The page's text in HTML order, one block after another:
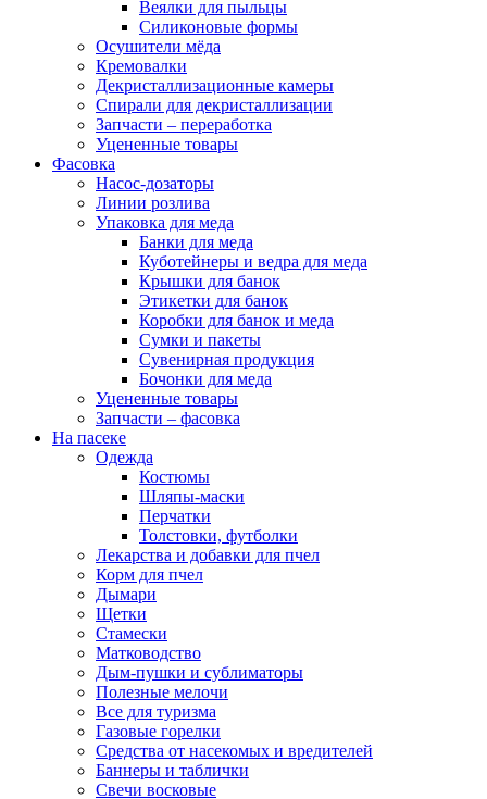
Веялки для пыльцы
Силиконовые формы
Осушители мёда
Кремовалки
Декристаллизационные камеры
Спирали для декристаллизации
Запчасти – переработка
Уцененные товары
Фасовка
Насос-дозаторы
Линии розлива
Упаковка для меда
Банки для меда
Куботейнеры и ведра для меда
Крышки для банок
Этикетки для банок
Коробки для банок и меда
Сумки и пакеты
Сувенирная продукция
Бочонки для меда
Уцененные товары
Запчасти – фасовка
На пасеке
Одежда
Костюмы
Шляпы-маски
Перчатки
Толстовки, футболки
Лекарства и добавки для пчел
Корм для пчел
Дымари
Щетки
Стамески
Матководство
Дым-пушки и сублиматоры
Полезные мелочи
Все для туризма
Газовые горелки
Средства от насекомых и вредителей
Баннеры и таблички
Свечи восковые